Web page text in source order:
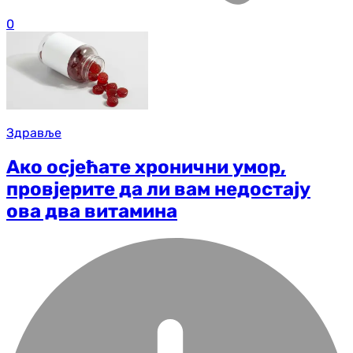
0
Здравље
Ако осјећате хронични умор,
провјерите да ли вам недостају
ова два витамина